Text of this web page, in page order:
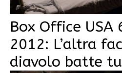
Box Office
2012: L’altra
diavolo batte